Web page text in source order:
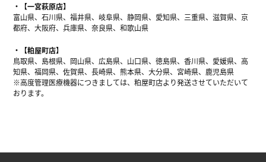
【一宮萩原店】
富山県、石川県、福井県、岐阜県、静岡県、愛知県、三重県、滋賀県、京
都府、大阪府、兵庫県、奈良県、和歌山県
【粕屋町店】
鳥取県、島根県、岡山県、広島県、山口県、徳島県、香川県、愛媛県、高
知県、福岡県、佐賀県、長崎県、熊本県、大分県、宮崎県、鹿児島県
※高度管理医療機器につきましては、粕屋町店より発送させていただいて
おります。